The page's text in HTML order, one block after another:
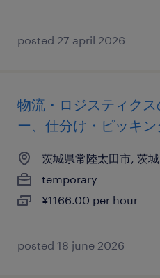
posted 27 april 2026
物流・ロジスティク
ー、仕分け・ピッキ
茨城県常陸太田市, 茨
temporary
¥1166.00 per hour
posted 18 june 2026